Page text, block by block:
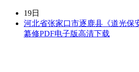
19日
河北省张家口市逐鹿县《道光保
纂修PDF电子版高清下载